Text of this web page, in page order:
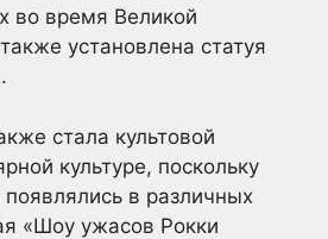
во время Великой
установлена статуя
стала культовой
культуре, поскольку
в различных
«Шоу ужасов Рокки